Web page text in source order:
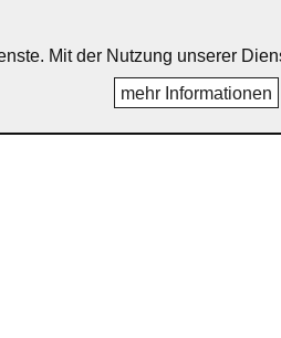
Mit der Nutzung unserer
mehr Informationen